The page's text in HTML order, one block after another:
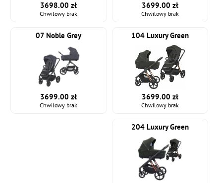
3698.00 zł
Chwilowy brak
3699.00 zł
Chwilowy brak
07 Noble Grey
3699.00 zł
Chwilowy brak
104 Luxury Green
3699.00 zł
Chwilowy brak
204 Luxury Green